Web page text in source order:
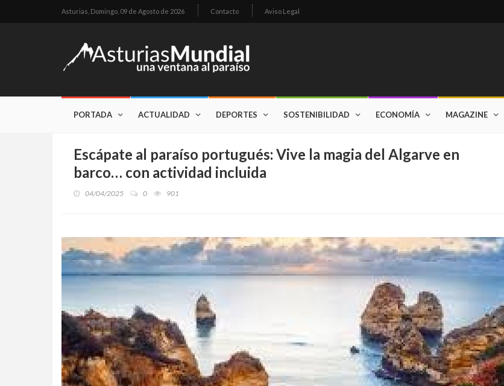
Asturias, Domingo, 09 de Agosto de 2026 Contacto Aviso Legal
PORTADA ACTUALIDAD DEPORTES SOSTENIBILIDAD ECONOMÍA MAGAZINE
Escápate al paraíso portugués: Vive la magia del Algarve en
barco… con actividad incluida
04/04/2025 0 901